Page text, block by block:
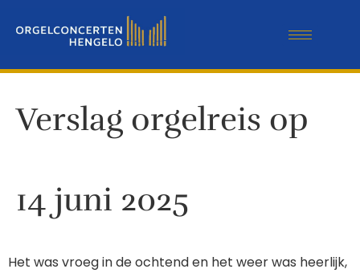
Verslag orgelreis op
14 juni 2025
Het was vroeg in de ochtend en het weer was heerlijk,